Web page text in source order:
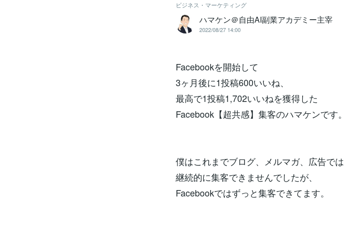
ビジネス・マーケティング
ハマケン＠自由AI副業アカデミー主宰
2022/08/27 14:00
Facebookを開始して
3ヶ月後に1投稿600いいね、
最高で1投稿1,702いいねを獲得した
Facebook【超共感】集客のハマケンです。
僕はこれまでブログ、メルマガ、広告では
継続的に集客できませんでしたが、
Facebookではずっと集客できてます。